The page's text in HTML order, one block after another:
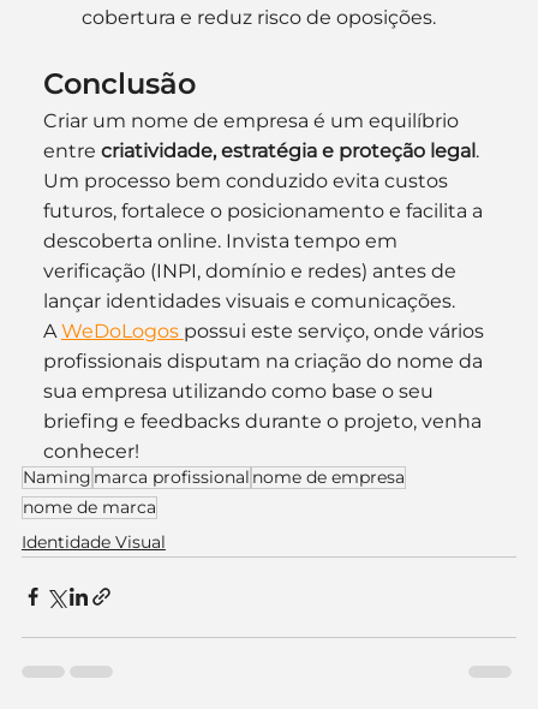
cobertura e reduz risco de oposições.
Conclusão
Criar um nome de empresa é um equilíbrio
entre criatividade, estratégia e proteção legal.
Um processo bem conduzido evita custos
futuros, fortalece o posicionamento e facilita a
descoberta online. Invista tempo em
verificação (INPI, domínio e redes) antes de
lançar identidades visuais e comunicações.
A WeDoLogos possui este serviço, onde vários
profissionais disputam na criação do nome da
sua empresa utilizando como base o seu
briefing e feedbacks durante o projeto, venha
conhecer!
Naming marca profissional nome de empresa
nome de marca
Identidade Visual